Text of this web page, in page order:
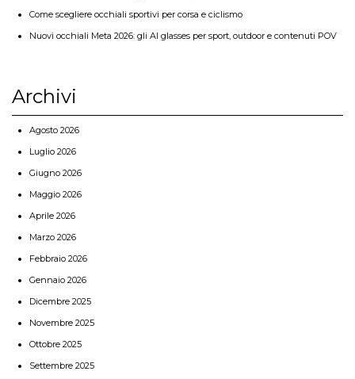
Come scegliere occhiali sportivi per corsa e ciclismo
Nuovi occhiali Meta 2026: gli AI glasses per sport, outdoor e contenuti POV
Archivi
Agosto 2026
Luglio 2026
Giugno 2026
Maggio 2026
Aprile 2026
Marzo 2026
Febbraio 2026
Gennaio 2026
Dicembre 2025
Novembre 2025
Ottobre 2025
Settembre 2025